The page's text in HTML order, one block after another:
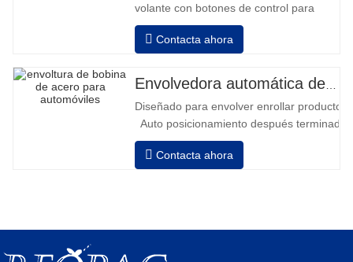
volante con botones de control para
avanzar y retroceder • Operación fuera
de la columna • 2 baterías serie 12V /
batería llena 120-130 palets • Cargador
tiempo de carga aprox. 8-10h
Contacta ahora
Diseñado para envolver enrollar
Auto posicionamiento después
velocidad, estiramiento fuerza puede ser
Neumático superior plato a prensa bobina
Contacta ahora